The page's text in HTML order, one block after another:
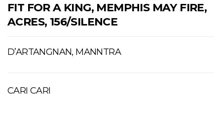
FIT FOR A KING, MEMPHIS MAY FIRE,
ACRES, 156/SILENCE
D’ARTANGNAN, MANNTRA
CARI CARI